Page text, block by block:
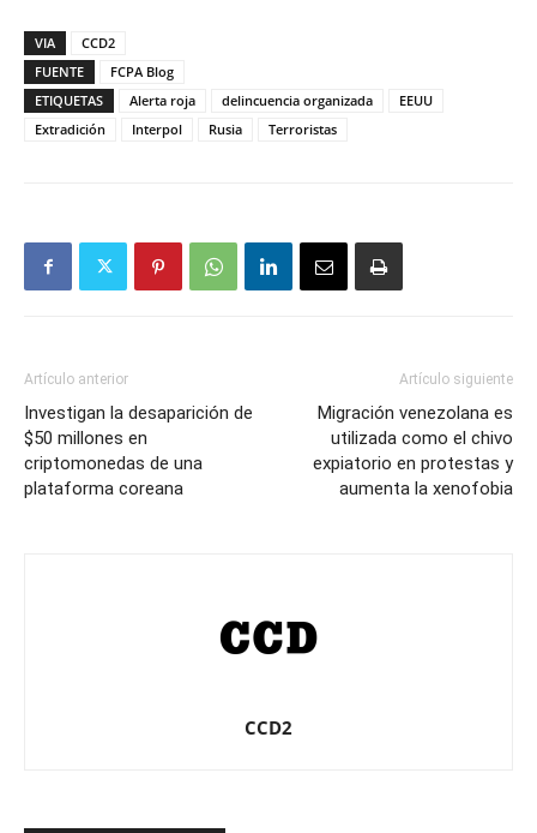
VIA
CCD2
FUENTE
FCPA Blog
ETIQUETAS
Alerta roja delincuencia organizada
EEUU
Extradición
Interpol Rusia Terroristas
Artículo anterior
Investigan la desaparición de
$50 millones en
criptomonedas de una
plataforma coreana
Artículo siguiente
Migración venezolana es
utilizada como el chivo
expiatorio en protestas y
aumenta la xenofobia
CCD2